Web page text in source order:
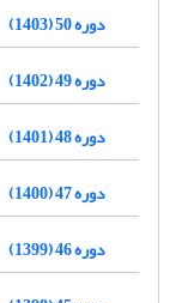
دوره 50 (1403)
دوره 49 (1402)
دوره 48 (1401)
دوره 47 (1400)
دوره 46 (1399)